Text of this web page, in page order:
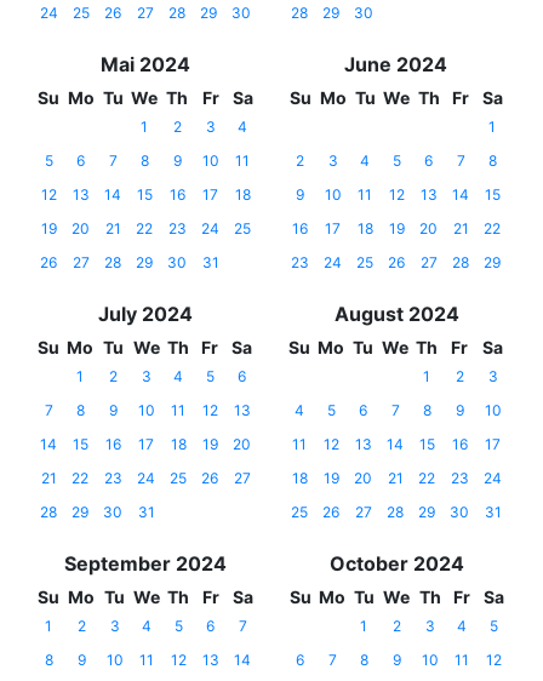
24
25 26 27 28 29 30
28
29 30
Mai 2024
Su Mo Tu We Th Fr Sa
1 2 3
4
5
6 7 8 9 10
11
12
13 14 15 16 17
18
19
20 21 22 23 24
25
26
27 28 29 30 31
June 2024
Su Mo Tu We Th Fr Sa
1
2
3 4 5 6 7
8
9
10 11 12 13 14
15
16
17 18 19 20 21
22
23
24 25 26 27 28 29
July 2024
Su Mo Tu We Th Fr Sa
1 2 3 4 5
6
7
8 9 10 11 12
13
14
15 16 17 18 19
20
21
22 23 24 25 26
27
28
29 30 31
August 2024
Su Mo Tu We Th Fr Sa
1 2
3
4
5 6 7 8 9
10
11
12 13 14 15 16
17
18
19 20 21 22 23
24
25
26 27 28 29 30 31
September 2024
Su Mo Tu We Th Fr Sa
1 2 3 4 5 6
7
8
9 10 11 12 13
14
October 2024
Su Mo Tu We Th Fr Sa
1 2 3 4
5
6
7 8 9 10 11
12